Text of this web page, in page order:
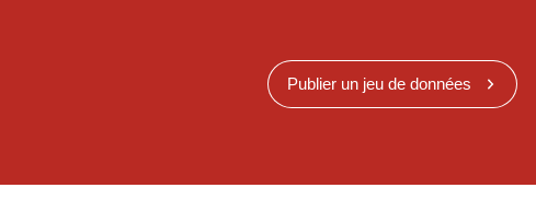
Publier un jeu de données